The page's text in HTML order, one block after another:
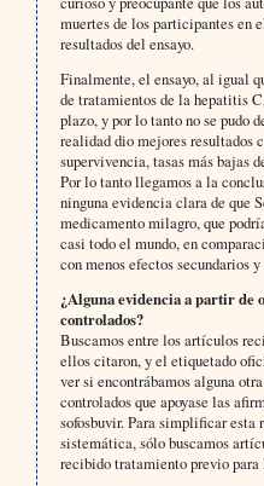
muertes de los participantes en
resultados del ensayo.
Finalmente, el ensayo, al igual
de tratamientos de la hepatitis
plazo, y por lo tanto no se pudo
realidad dio mejores resultados
supervivencia, tasas más bajas
Por lo tanto llegamos a la
ninguna evidencia clara de que
medicamento milagro, que
casi todo el mundo, en
con menos efectos secundarios
¿Alguna evidencia a partir de
controlados?
Buscamos entre los artículos
ellos citaron, y el etiquetado
ver si encontrábamos alguna
controlados que apoyase las
sofosbuvir. Para simplificar esta
sistemática, sólo buscamos
recibido tratamiento previo